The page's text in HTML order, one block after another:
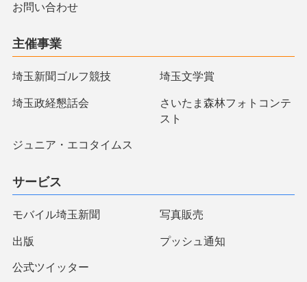
お問い合わせ
主催事業
埼玉新聞ゴルフ競技 埼玉文学賞
埼玉政経懇話会
さいたま森林フォトコンテ
スト
ジュニア・エコタイムス
サービス
モバイル埼玉新聞 写真販売
出版 プッシュ通知
公式ツイッター